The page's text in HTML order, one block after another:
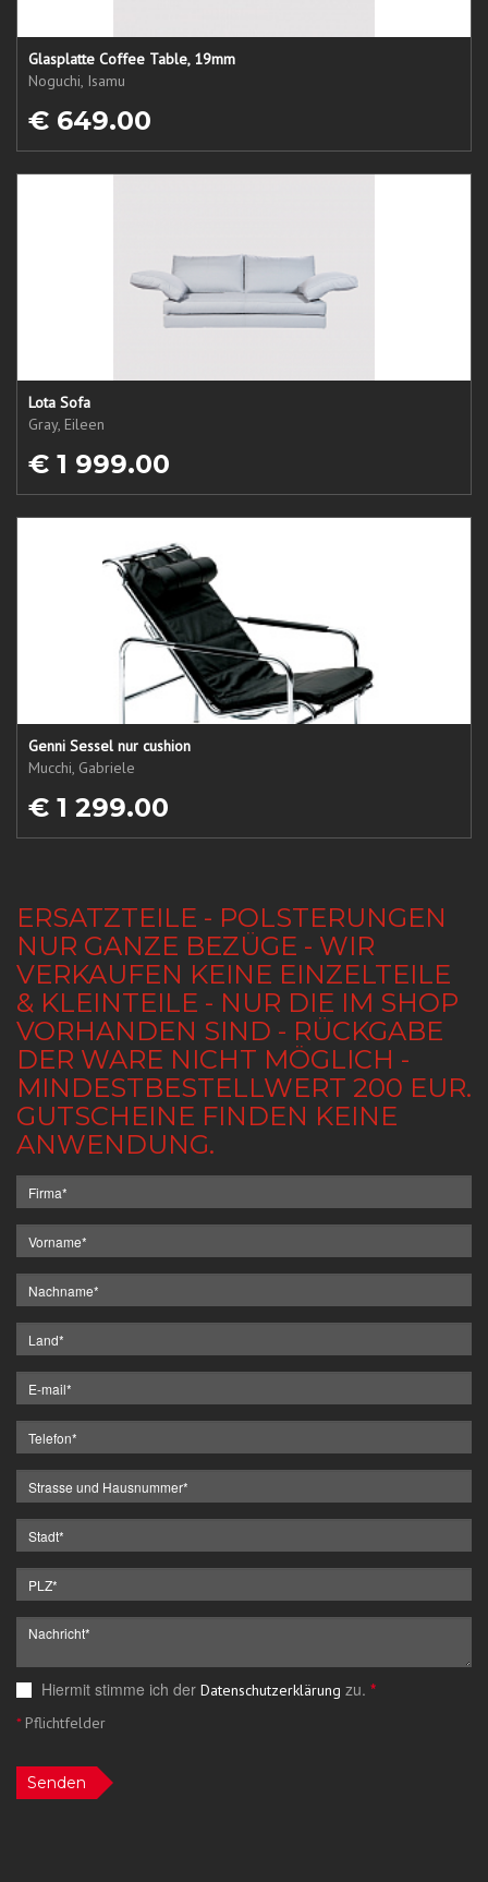
Glasplatte Coffee Table, 19mm
Noguchi, Isamu
€ 649.00
Lota Sofa
Gray, Eileen
€ 1 999.00
Genni Sessel nur cushion
Mucchi, Gabriele
€ 1 299.00
ERSATZTEILE - POLSTERUNGEN
NUR GANZE BEZÜGE - WIR
VERKAUFEN KEINE EINZELTEILE
& KLEINTEILE - NUR DIE IM SHOP
VORHANDEN SIND - RÜCKGABE
DER WARE NICHT MÖGLICH -
MINDESTBESTELLWERT 200 EUR.
GUTSCHEINE FINDEN KEINE
ANWENDUNG.
Hiermit stimme ich der Datenschutzerklärung zu. *
*Pflichtfelder
Senden